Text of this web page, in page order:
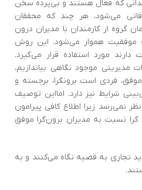
که فعال هستند و بی‌پرده سخن
می‌شود‌، هر چند که محققان
از کارمندان با مدیران درون
موفقیت هموار می‌شود‌. ‌اين روش
مورد استفاده قرار می‌گیرد.
مدیریتی موجود نگاهی بیاندازیم،
فردی است برونگرا‌، برجسته و
شرایط نیز دارد. اما‌اين توصیف
نمی‌رسد زیرا اطلاع کافی پیرامون
نسبت به مديران برون‌گرا موفق
تجاری به قضیه نگاه می‌کنند و به